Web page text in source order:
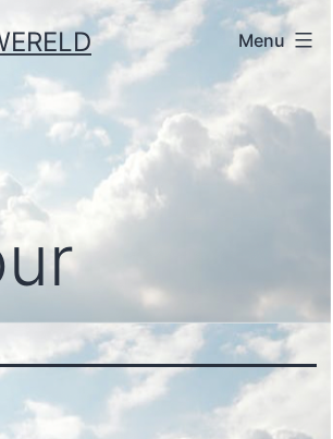
Menu